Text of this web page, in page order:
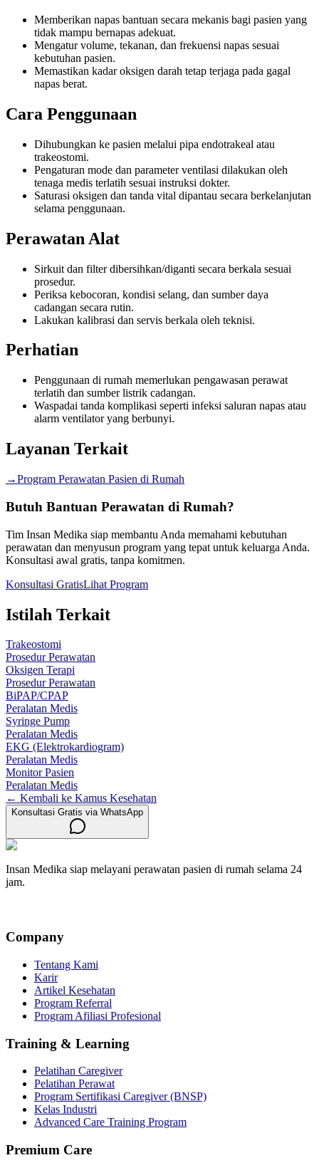
Memberikan napas bantuan secara mekanis bagi pasien yang
tidak mampu bernapas adekuat.
Mengatur volume, tekanan, dan frekuensi napas sesuai
kebutuhan pasien.
Memastikan kadar oksigen darah tetap terjaga pada gagal
napas berat.
Cara Penggunaan
Dihubungkan ke pasien melalui pipa endotrakeal atau
trakeostomi.
Pengaturan mode dan parameter ventilasi dilakukan oleh
tenaga medis terlatih sesuai instruksi dokter.
Saturasi oksigen dan tanda vital dipantau secara berkelanjutan
selama penggunaan.
Perawatan Alat
Sirkuit dan filter dibersihkan/diganti secara berkala sesuai
prosedur.
Periksa kebocoran, kondisi selang, dan sumber daya
cadangan secara rutin.
Lakukan kalibrasi dan servis berkala oleh teknisi.
Perhatian
Penggunaan di rumah memerlukan pengawasan perawat
terlatih dan sumber listrik cadangan.
Waspadai tanda komplikasi seperti infeksi saluran napas atau
alarm ventilator yang berbunyi.
Layanan Terkait
→Program Perawatan Pasien di Rumah
Butuh Bantuan Perawatan di Rumah?
Tim Insan Medika siap membantu Anda memahami kebutuhan
perawatan dan menyusun program yang tepat untuk keluarga Anda.
Konsultasi awal gratis, tanpa komitmen.
Konsultasi GratisLihat Program
Istilah Terkait
Trakeostomi
Prosedur Perawatan
Oksigen Terapi
Prosedur Perawatan
BiPAP/CPAP
Peralatan Medis
Syringe Pump
Peralatan Medis
EKG (Elektrokardiogram)
Peralatan Medis
Monitor Pasien
Peralatan Medis
← Kembali ke Kamus Kesehatan
Konsultasi Gratis via WhatsApp
Insan Medika siap melayani perawatan pasien di rumah selama 24
jam.
Company
Tentang Kami
Karir
Artikel Kesehatan
Program Referral
Program Afiliasi Profesional
Training & Learning
Pelatihan Caregiver
Pelatihan Perawat
Program Sertifikasi Caregiver (BNSP)
Kelas Industri
Advanced Care Training Program
Premium Care